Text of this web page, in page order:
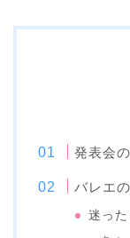
発表会
バレエ
迷っ